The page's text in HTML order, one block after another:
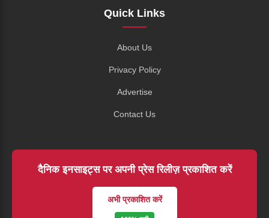
Quick Links
About Us
Privacy Policy
Advertise
Contact Us
दैनिक इनसाइट्स पर अपनी प्रेस रिलीज़ प्रकाशित करें
अभी प्रकाशित करें